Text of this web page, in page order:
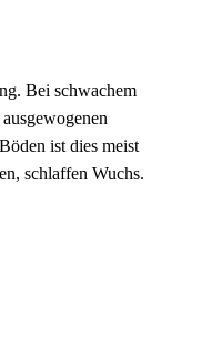
Bei schwachem
ist dies meist
schlaffen Wuchs.